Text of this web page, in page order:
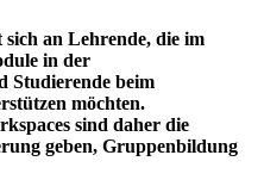
an Lehrende, die im
in der
Studierende beim
möchten.
sind daher die
geben, Gruppenbildung